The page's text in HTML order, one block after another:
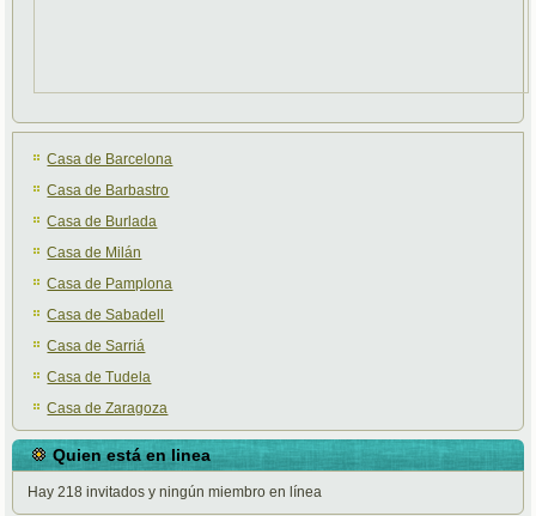
Casa de Barcelona
Casa de Barbastro
Casa de Burlada
Casa de Milán
Casa de Pamplona
Casa de Sabadell
Casa de Sarriá
Casa de Tudela
Casa de Zaragoza
Quien está en linea
Hay 218 invitados y ningún miembro en línea